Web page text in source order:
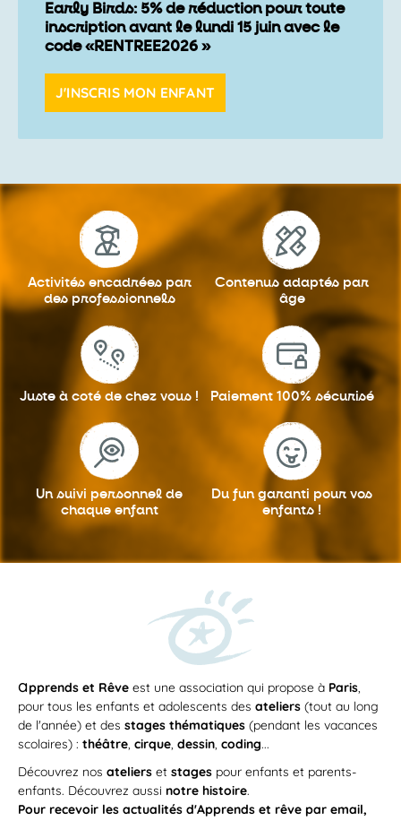
Early Birds: 5% de réduction pour toute
inscription avant le lundi 15 juin avec le
code «RENTREE2026 »
J'INSCRIS MON ENFANT
Activités encadrées par
des professionnels
Contenus adaptés par
âge
Juste à coté de chez vous ! Paiement 100% sécurisé
Un suivi personnel de
chaque enfant
Du fun garanti pour vos
enfants !
apprends et Rêve est une association qui propose à Paris,
pour tous les enfants et adolescents des ateliers (tout au long
de l'année) et des stages thématiques (pendant les vacances
scolaires) : théâtre, cirque, dessin, coding...
Découvrez nos ateliers et stages pour enfants et parents-
enfants. Découvrez aussi notre histoire.
Pour recevoir les actualités d'Apprends et rêve par email,